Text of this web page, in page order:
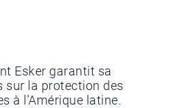
Esker garantit sa
sur la protection des
à l’Amérique latine.